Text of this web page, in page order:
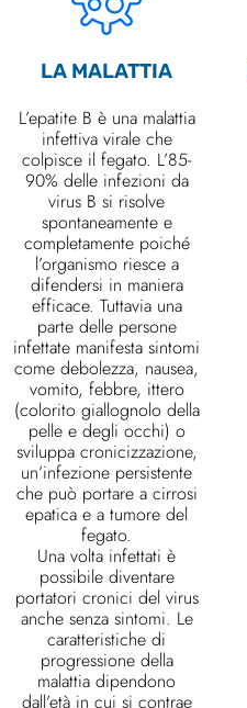
LA MALATTIA
L’epatite B è una malattia
infettiva virale che
colpisce il fegato. L’85-
90% delle infezioni da
virus B si risolve
spontaneamente e
completamente poiché
l’organismo riesce a
difendersi in maniera
efficace. Tuttavia una
parte delle persone
infettate manifesta sintomi
come debolezza, nausea,
vomito, febbre, ittero
(colorito giallognolo della
pelle e degli occhi) o
sviluppa cronicizzazione,
un’infezione persistente
che può portare a cirrosi
epatica e a tumore del
fegato.
Una volta infettati è
possibile diventare
portatori cronici del virus
anche senza sintomi. Le
caratteristiche di
progressione della
malattia dipendono
dall’età in cui si contrae